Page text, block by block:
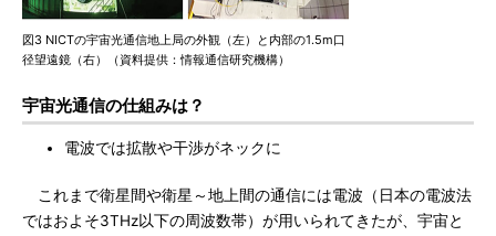
図3 NICTの宇宙光通信地上局の外観（左）と内部の1.5m口
径望遠鏡（右）（資料提供：情報通信研究機構）
宇宙光通信の仕組みは？
電波では拡散や干渉がネックに
これまで衛星間や衛星～地上間の通信には電波（日本の電波法
ではおよそ3THz以下の周波数帯）が用いられてきたが、宇宙と